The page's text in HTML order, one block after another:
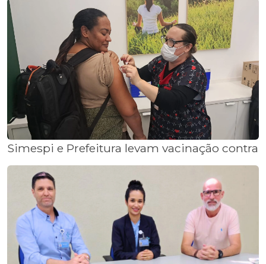
Simespi e Prefeitura levam vacinação contra